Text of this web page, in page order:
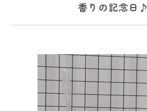
香りの記念日♪